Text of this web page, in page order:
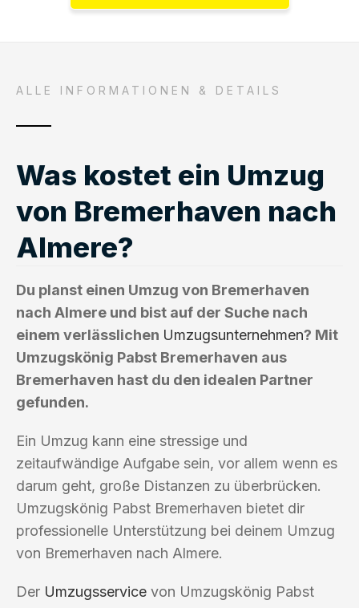
ALLE INFORMATIONEN & DETAILS
Was kostet ein Umzug
von Bremerhaven nach
Almere?
Du planst einen Umzug von Bremerhaven
nach Almere und bist auf der Suche nach
einem verlässlichen Umzugsunternehmen? Mit
Umzugskönig Pabst Bremerhaven aus
Bremerhaven hast du den idealen Partner
gefunden.
Ein Umzug kann eine stressige und
zeitaufwändige Aufgabe sein, vor allem wenn es
darum geht, große Distanzen zu überbrücken.
Umzugskönig Pabst Bremerhaven bietet dir
professionelle Unterstützung bei deinem Umzug
von Bremerhaven nach Almere.
Der Umzugsservice von Umzugskönig Pabst